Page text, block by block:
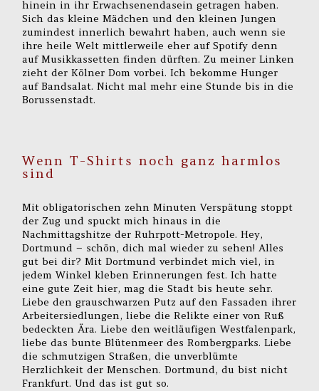
hinein in ihr Erwachsenendasein getragen haben.
Sich das kleine Mädchen und den kleinen Jungen
zumindest innerlich bewahrt haben, auch wenn sie
ihre heile Welt mittlerweile eher auf Spotify denn
auf Musikkassetten finden dürften. Zu meiner Linken
zieht der Kölner Dom vorbei. Ich bekomme Hunger
auf Bandsalat. Nicht mal mehr eine Stunde bis in die
Borussenstadt.
Wenn T-Shirts noch ganz harmlos
sind
Mit obligatorischen zehn Minuten Verspätung stoppt
der Zug und spuckt mich hinaus in die
Nachmittagshitze der Ruhrpott-Metropole. Hey,
Dortmund – schön, dich mal wieder zu sehen! Alles
gut bei dir? Mit Dortmund verbindet mich viel, in
jedem Winkel kleben Erinnerungen fest. Ich hatte
eine gute Zeit hier, mag die Stadt bis heute sehr.
Liebe den grauschwarzen Putz auf den Fassaden ihrer
Arbeitersiedlungen, liebe die Relikte einer von Ruß
bedeckten Ära. Liebe den weitläufigen Westfalenpark,
liebe das bunte Blütenmeer des Rombergparks. Liebe
die schmutzigen Straßen, die unverblümte
Herzlichkeit der Menschen. Dortmund, du bist nicht
Frankfurt. Und das ist gut so.